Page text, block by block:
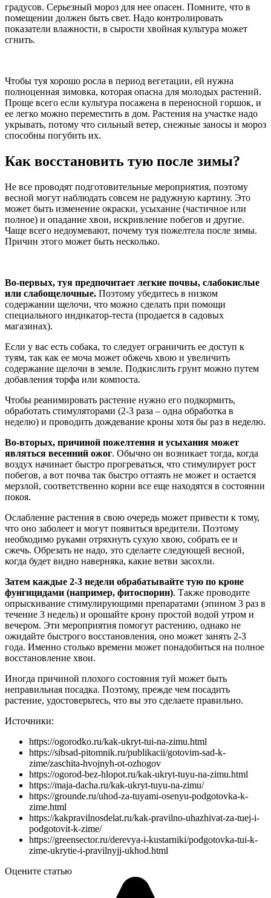
градусов. Серьезный мороз для нее опасен. Помните, что в
помещении должен быть свет. Надо контролировать
показатели влажности, в сырости хвойная культура может
сгнить.
Чтобы туя хорошо росла в период вегетации, ей нужна
полноценная зимовка, которая опасна для молодых растений.
Проще всего если культура посажена в переносной горшок, и
ее легко можно переместить в дом. Растения на участке надо
укрывать, потому что сильный ветер, снежные заносы и мороз
способны погубить их.
Как восстановить тую после зимы?
Не все проводят подготовительные мероприятия, поэтому
весной могут наблюдать совсем не радужную картину. Это
может быть изменение окраски, усыхание (частичное или
полное) и опадание хвои, искривление побегов и другие.
Чаще всего недоумевают, почему туя пожелтела после зимы.
Причин этого может быть несколько.
Во-первых, туя предпочитает легкие почвы, слабокислые
или слабощелочные. Поэтому убедитесь в низком
содержании щелочи, что можно сделать при помощи
специального индикатор-теста (продается в садовых
магазинах).
Если у вас есть собака, то следует ограничить ее доступ к
туям, так как ее моча может обжечь хвою и увеличить
содержание щелочи в земле. Подкислить грунт можно путем
добавления торфа или компоста.
Чтобы реанимировать растение нужно его подкормить,
обработать стимуляторами (2-3 раза – одна обработка в
неделю) и проводить дождевание кроны хотя бы раз в неделю.
Во-вторых, причиной пожелтения и усыхания может
являться весенний ожог. Обычно он возникает тогда, когда
воздух начинает быстро прогреваться, что стимулирует рост
побегов, а вот почва так быстро оттаять не может и остается
мерзлой, соответственно корни все еще находятся в состоянии
покоя.
Ослабление растения в свою очередь может привести к тому,
что оно заболеет и могут появиться вредители. Поэтому
необходимо руками отряхнуть сухую хвою, собрать ее и
сжечь. Обрезать не надо, это сделаете следующей весной,
когда будет видно наверняка, какие ветви засохли.
Затем каждые 2-3 недели обрабатывайте тую по кроне
фунгицидами (например, фитоспорин). Также проводите
опрыскивание стимулирующими препаратами (эпином 3 раз в
течение 3 недель) и орошайте крону простой водой утром и
вечером. Эти мероприятия помогут растению, однако не
ожидайте быстрого восстановления, оно может занять 2-3
года. Именно столько времени может понадобиться на полное
восстановление хвои.
Иногда причиной плохого состояния туй может быть
неправильная посадка. Поэтому, прежде чем посадить
растение, удостоверьтесь, что вы это сделаете правильно.
Источники:
https://ogorodko.ru/kak-ukryt-tui-na-zimu.html
https://sibsad-pitomnik.ru/publikacii/gotovim-sad-k-
zime/zaschita-hvojnyh-ot-ozhogov
https://ogorod-bez-hlopot.ru/kak-ukryt-tuyu-na-zimu.html
https://maja-dacha.ru/kak-ukryt-tuyu-na-zimu/
https://grounde.ru/uhod-za-tuyami-osenyu-podgotovka-k-
zime.html
https://kakpravilnosdelat.ru/kak-pravilno-uhazhivat-za-tuej-i-
podgotovit-k-zime/
https://greensector.ru/derevya-i-kustarniki/podgotovka-tui-k-
zime-ukrytie-i-pravilnyjj-ukhod.html
Оцените статью